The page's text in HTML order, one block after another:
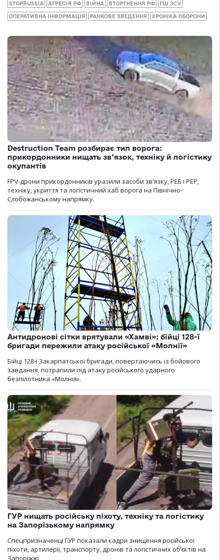
STOPRUSSIA АГРЕСІЯ РФ ВІЙНА ВТОРГНЕННЯ РФ ГШ ЗСУ
ОПЕРАТИВНА ІНФОРМАЦІЯ РАНКОВЕ ЗВЕДЕННЯ ХРОНІКА ОБОРОНИ
Destruction Team розбирає тил ворога:
прикордонники нищать зв’язок, техніку й логістику
окупантів
FPV-дрони прикордонників уразили засоби зв’язку, РЕБ і РЕР,
техніку, укриття та логістичний хаб ворога на Північно-
Слобожанському напрямку.
Антидронові сітки врятували «Хамві»: бійці 128-ї
бригади пережили атаку російської «Молнії»
Бійці 128-ї Закарпатської бригади, повертаючись із бойового
завдання, потрапили під атаку російського ударного
безпілотника «Молнія».
ГУР нищать російську піхоту, техніку та логістику
на Запорізькому напрямку
Спецпризначенці ГУР показали кадри знищення російської
піхоти, артилерії, транспорту, дронів та логістичних об’єктів на
Запоріжжі.